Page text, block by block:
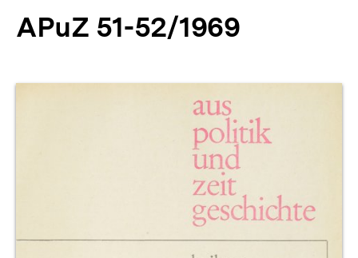
APuZ 51-52/1969
Produktvorschau